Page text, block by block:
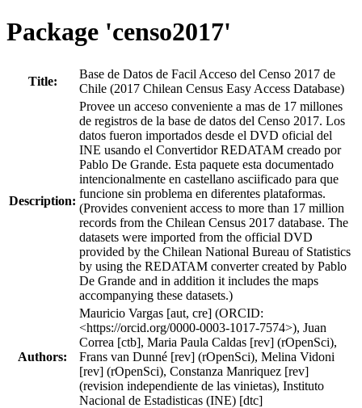
Package 'censo2017'
Title:
Base de Datos de Facil Acceso del Censo 2017 de
Chile (2017 Chilean Census Easy Access Database)
Description:
Provee un acceso conveniente a mas de 17 millones
de registros de la base de datos del Censo 2017. Los
datos fueron importados desde el DVD oficial del
INE usando el Convertidor REDATAM creado por
Pablo De Grande. Esta paquete esta documentado
intencionalmente en castellano asciificado para que
funcione sin problema en diferentes plataformas.
(Provides convenient access to more than 17 million
records from the Chilean Census 2017 database. The
datasets were imported from the official DVD
provided by the Chilean National Bureau of Statistics
by using the REDATAM converter created by Pablo
De Grande and in addition it includes the maps
accompanying these datasets.)
Authors:
Mauricio Vargas [aut, cre] (ORCID:
<https://orcid.org/0000-0003-1017-7574>), Juan
Correa [ctb], Maria Paula Caldas [rev] (rOpenSci),
Frans van Dunné [rev] (rOpenSci), Melina Vidoni
[rev] (rOpenSci), Constanza Manriquez [rev]
(revision independiente de las vinietas), Instituto
Nacional de Estadisticas (INE) [dtc]